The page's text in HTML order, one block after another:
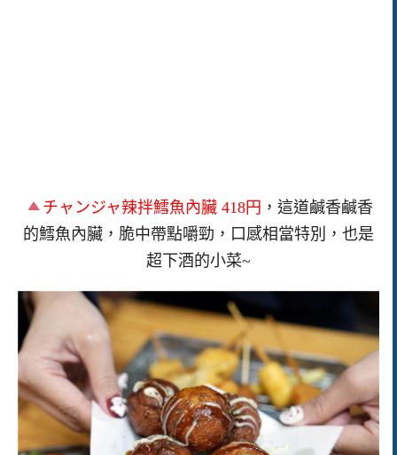
チャンジャ辣拌鱈魚內臟 418円 ，這道鹹香鹹香
的鱈魚內臟，脆中帶點嚼勁，口感相當特別，也是
超下酒的小菜~